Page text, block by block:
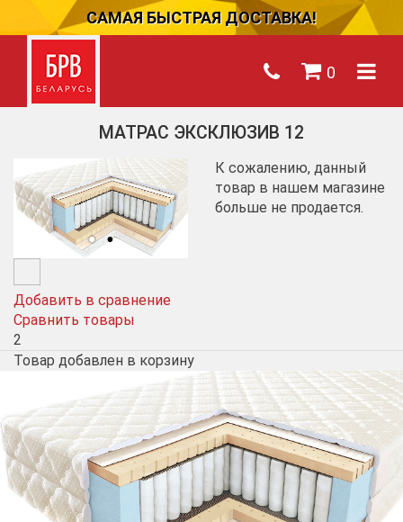
САМАЯ БЫСТРАЯ ДОСТАВКА!
0
МАТРАС ЭКСКЛЮЗИВ 12
Добавить в сравнение
Сравнить товары
2
К сожалению, данный
товар в нашем магазине
больше не продается.
Товар добавлен в корзину